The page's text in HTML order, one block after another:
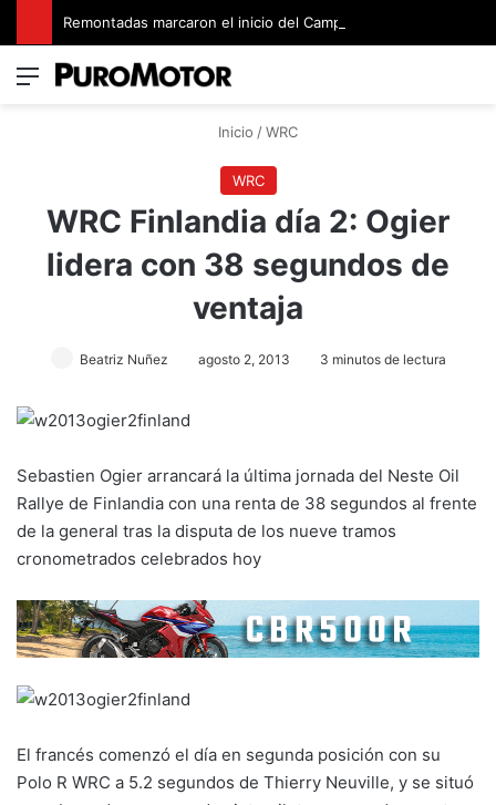
Menú
Inicio / WRC
WRC
WRC Finlandia día 2: Ogier
lidera con 38 segundos de
ventaja
Beatriz Nuñez agosto 2, 2013 3 minutos de lectura
Sebastien Ogier arrancará la última jornada del Neste Oil
Rallye de Finlandia con una renta de 38 segundos al frente
de la general tras la disputa de los nueve tramos
cronometrados celebrados hoy
El francés comenzó el día en segunda posición con su
Polo R WRC a 5.2 segundos de Thierry Neuville, y se situó